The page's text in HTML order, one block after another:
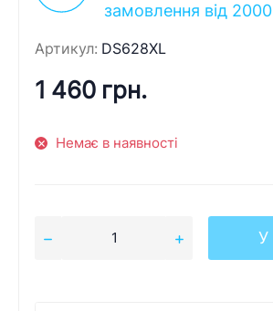
замовлення від
Артикул: DS628XL
1 460 грн.
Немає в наявності
У